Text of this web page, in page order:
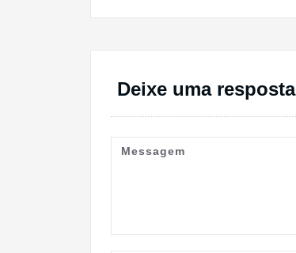
Deixe uma resposta